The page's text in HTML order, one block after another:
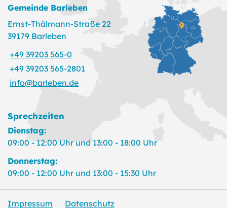
Gemeinde Barleben
Ernst-Thälmann-Straße 22
39179 Barleben
+49 39203 565-0
+49 39203 565-2801
info@barleben.de
Sprechzeiten
Dienstag:
09:00 - 12:00 Uhr und 13:00 - 18:00 Uhr
Donnerstag:
09:00 - 12:00 Uhr und 13:00 - 15:30 Uhr
Impressum Datenschutz